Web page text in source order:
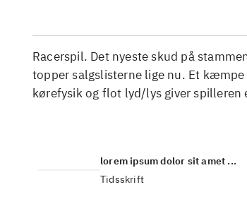
Racerspil. Det nyeste skud på
topper salgslisterne lige nu. Et
kørefysik og flot lyd/lys giver
lorem ipsum dolor sit amet ...
Tidsskrift